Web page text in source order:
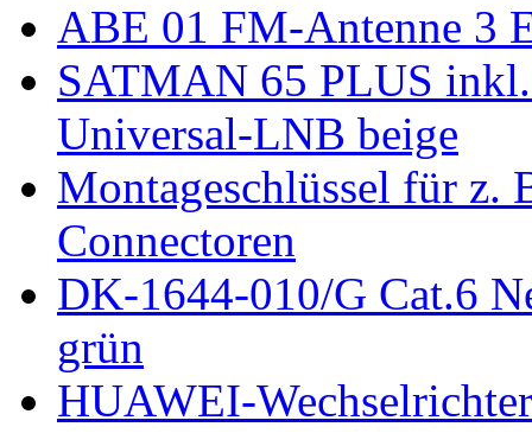
ABE 01 FM-Antenne 3
SATMAN 65 PLUS
Universal-LNB beige
Montageschlüssel für z.
Connectoren
DK-1644-010/G Cat.6
grün
HUAWEI-